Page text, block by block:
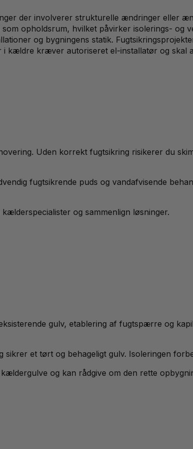
der involverer strukturelle ændringer eller
opholdsrum, hvilket påvirker isolerings- og
og bygningens statik.
kældre kræver autoriseret el-installatør og skal
Uden korrekt fugtsikring risikerer du
fugtsikrende puds og vandafvisende
og sammenlign løsninger.
gulv, etablering af fugtspærre og
et tørt og behageligt gulv. Isoleringen
og kan rådgive om den rette